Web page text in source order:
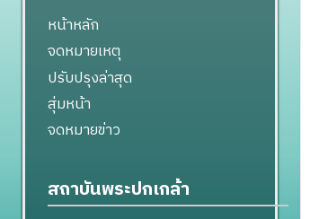
หน้าหลัก
จดหมายเหตุ
ปรับปรุงล่าสุด
สุ่มหน้า
จดหมายข่าว
สถาบันพระปกเกล้า